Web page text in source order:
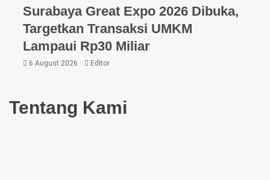
Surabaya Great Expo 2026 Dibuka,
Targetkan Transaksi UMKM
Lampaui Rp30 Miliar
6 August 2026 Editor
Tentang Kami